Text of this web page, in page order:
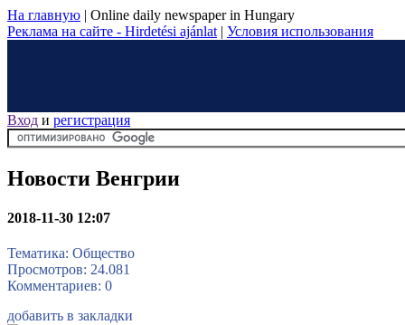
На главную | Online daily newspaper in Hungary
Реклама на сайте - Hirdetési ajánlat | Условия использования
Вход и регистрация
Новости Венгрии
2018-11-30 12:07
Тематика: Общество
Просмотров: 24.081
Комментариев: 0
добавить в закладки